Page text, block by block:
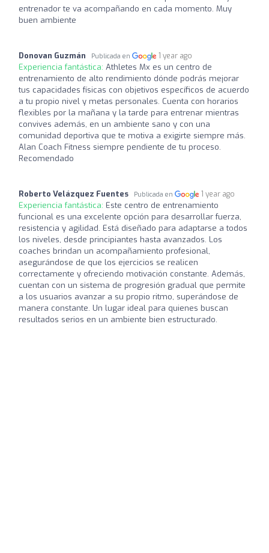
entrenador te va acompañando en cada momento. Muy
buen ambiente
Donovan Guzmán Publicada en 1 year ago
Experiencia fantástica: Athletes Mx es un centro de
entrenamiento de alto rendimiento dónde podrás mejorar
tus capacidades físicas con objetivos específicos de acuerdo
a tu propio nivel y metas personales. Cuenta con horarios
flexibles por la mañana y la tarde para entrenar mientras
convives además, en un ambiente sano y con una
comunidad deportiva que te motiva a exigirte siempre más.
Alan Coach Fitness siempre pendiente de tu proceso.
Recomendado
Roberto Velázquez Fuentes Publicada en 1 year ago
Experiencia fantástica: Este centro de entrenamiento
funcional es una excelente opción para desarrollar fuerza,
resistencia y agilidad. Está diseñado para adaptarse a todos
los niveles, desde principiantes hasta avanzados. Los
coaches brindan un acompañamiento profesional,
asegurándose de que los ejercicios se realicen
correctamente y ofreciendo motivación constante. Además,
cuentan con un sistema de progresión gradual que permite
a los usuarios avanzar a su propio ritmo, superándose de
manera constante. Un lugar ideal para quienes buscan
resultados serios en un ambiente bien estructurado.